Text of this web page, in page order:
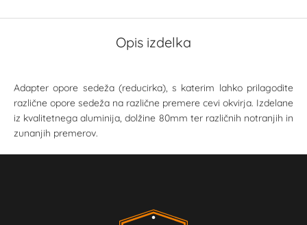
Opis izdelka
Adapter opore sedeža (reducirka), s katerim lahko prilagodite
različne opore sedeža na različne premere cevi okvirja. Izdelane
iz kvalitetnega aluminija, dolžine 80mm ter različnih notranjih in
zunanjih premerov.